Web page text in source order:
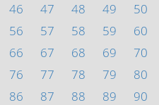
46 47 48 49
50
56 57 58 59
60
66 67 68 69
70
76 77 78 79
80
86 87 88 89
90